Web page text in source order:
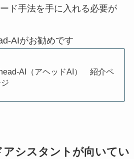
ド手法を手に入れる必要が
AIがお勧めです
AI（アヘッドAI） 紹介ペ
アシスタントが向いてい